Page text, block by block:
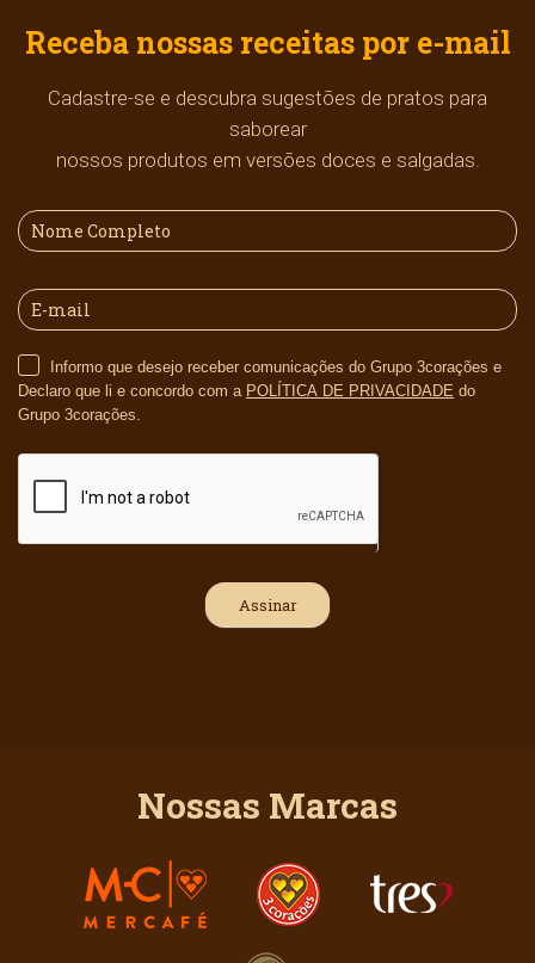
Receba nossas receitas por e-mail
Cadastre-se e descubra sugestões de pratos para
saborear
nossos produtos em versões doces e salgadas.
Declaro que li e concordo com a POLÍTICA DE PRIVACIDADE do
Grupo 3corações.
Nossas Marcas